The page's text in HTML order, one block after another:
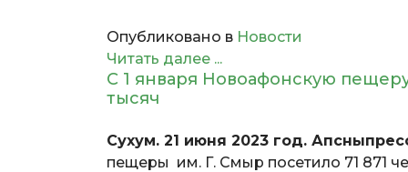
Опубликовано в Новости
Читать далее ...
С 1 января Новоафонскую
тысяч
Сухум. 21 июня 2023 год.
пещеры им. Г. Смыр посетило 71 871